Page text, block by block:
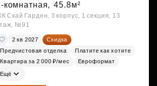
комнатная, 45.8м²
Скай Гарден, 3 корпус, 1 секция, 13
№91
2 кв 2027
Скидка
Предчистовая отделка
Платите как хотите
Квартира за 2 000 ₽/мес
Евроформат
Ещё